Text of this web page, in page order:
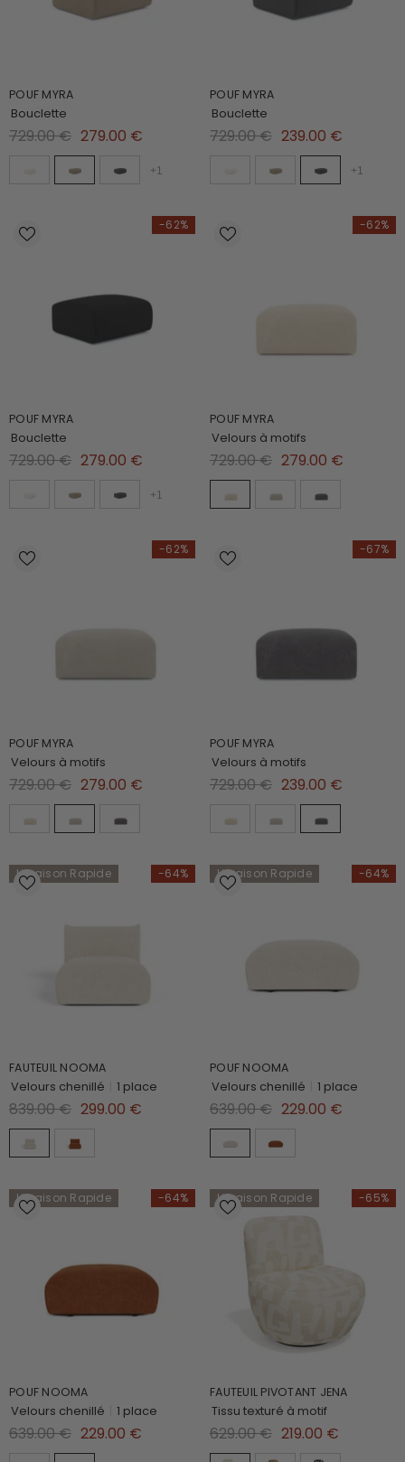
POUF MYRA
Bouclette
729.00 € 279.00 €
+1
POUF MYRA
Bouclette
729.00 € 239.00 €
+1
-62%
POUF MYRA
Bouclette
729.00 € 279.00 €
+1
-62%
POUF MYRA
Velours à motifs
729.00 € 279.00 €
-62%
POUF MYRA
Velours à motifs
729.00 € 279.00 €
-67%
POUF MYRA
Velours à motifs
729.00 € 239.00 €
-64%
Livraison Rapide
FAUTEUIL NOOMA
Velours chenillé 1 place
839.00 € 299.00 €
-64%
Livraison Rapide
POUF NOOMA
Velours chenillé 1 place
639.00 € 229.00 €
-64%
Livraison Rapide
POUF NOOMA
Velours chenillé 1 place
639.00 € 229.00 €
-65%
Livraison Rapide
FAUTEUIL PIVOTANT JENA
Tissu texturé à motif
629.00 € 219.00 €